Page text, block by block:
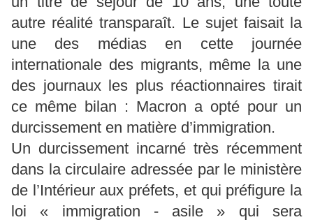
autre réalité transparaît. Le sujet faisait la
une des médias en cette journée
internationale des migrants, même la une
des journaux les plus réactionnaires tirait
ce même bilan : Macron a opté pour un
durcissement en matière d’immigration.
Un durcissement incarné très récemment
dans la circulaire adressée par le ministère
de l’Intérieur aux préfets, et qui préfigure la
loi « immigration - asile » qui sera